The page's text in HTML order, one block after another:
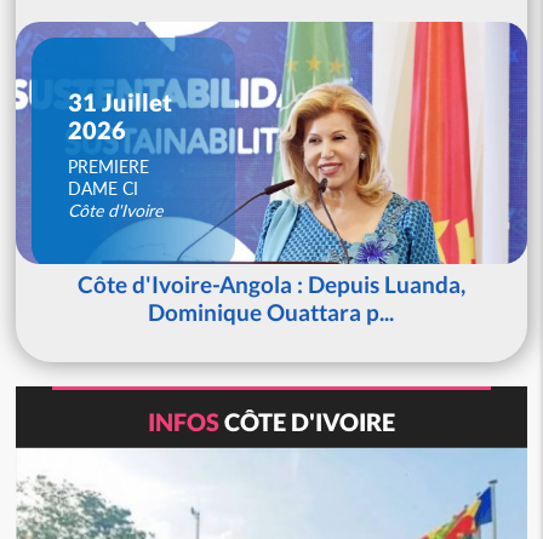
31 Juillet
2026
PREMIERE
DAME CI
Côte d'Ivoire
Côte d'Ivoire-Angola : Depuis Luanda,
Dominique Ouattara p...
INFOSCÔTE D'IVOIRE